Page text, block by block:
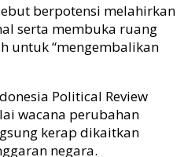
berpotensi melahirkan
serta membuka ruang
untuk “mengembalikan
Political Review
wacana perubahan
kerap dikaitkan
negara.